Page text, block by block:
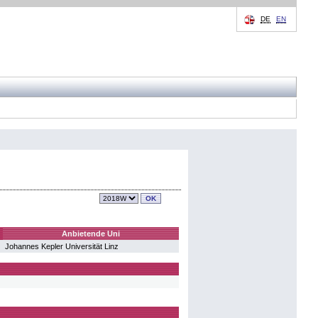
DE EN
Anbietende Uni
Johannes Kepler Universität Linz